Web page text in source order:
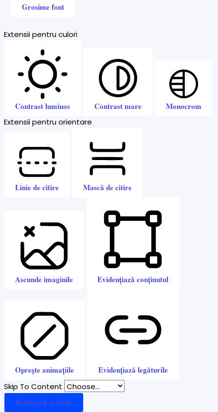
Grosime font
Extensii pentru culori
Contrast luminos Contrast mare Monocrom
Extensii pentru orientare
Linie de citire Mască de citire
Ascunde imaginile Evidențiază conținutul
Oprește animațiile Evidențiază legăturile
Skip To Content
Resetează setările